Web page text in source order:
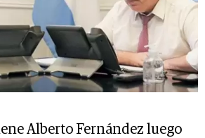
Alberto Fernández luego